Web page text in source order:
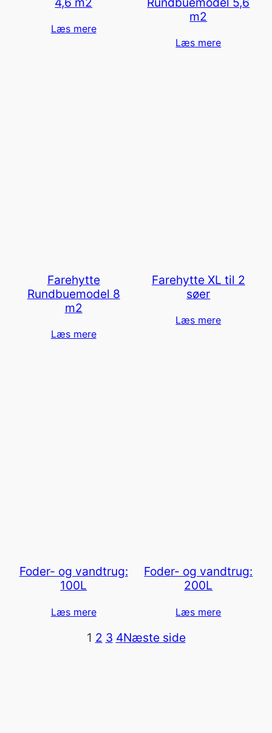
Læs mere
m2
Læs mere
Farehytte
Rundbuemodel 8
m2
Læs mere
Farehytte XL til 2
søer
Læs mere
Foder- og vandtrug:
100L
Læs mere
Foder- og vandtrug:
200L
Læs mere
1 2 3 4Næste side